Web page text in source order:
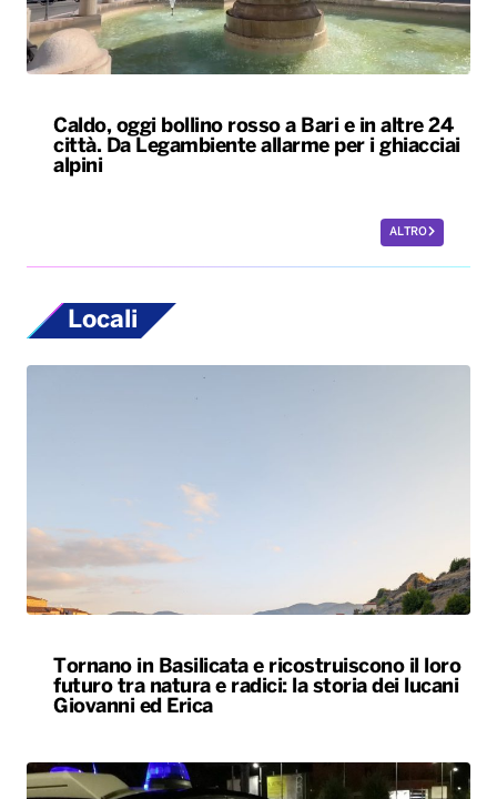
Caldo, oggi bollino rosso a Bari e in altre 24
città. Da Legambiente allarme per i ghiacciai
alpini
ALTRO
Locali
Tornano in Basilicata e ricostruiscono il loro
futuro tra natura e radici: la storia dei lucani
Giovanni ed Erica